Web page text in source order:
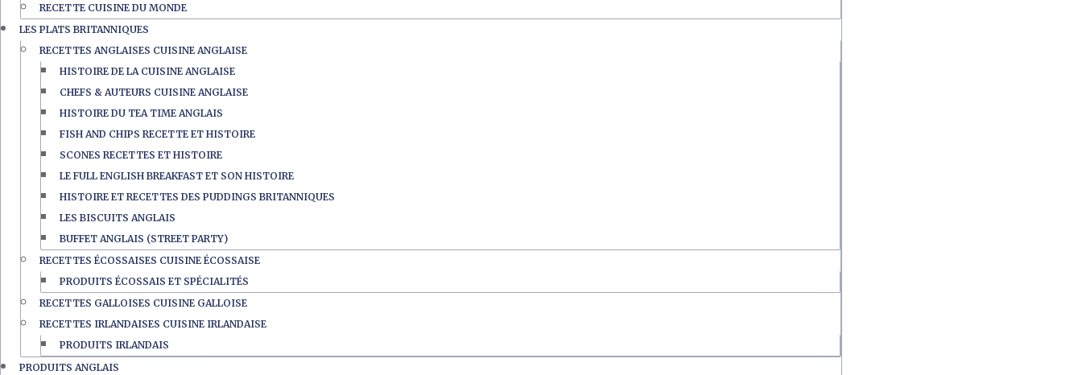
RECETTE CUISINE DU MONDE
LES PLATS BRITANNIQUES
RECETTES ANGLAISES CUISINE ANGLAISE
HISTOIRE DE LA CUISINE ANGLAISE
CHEFS & AUTEURS CUISINE ANGLAISE
HISTOIRE DU TEA TIME ANGLAIS
FISH AND CHIPS RECETTE ET HISTOIRE
SCONES RECETTES ET HISTOIRE
LE FULL ENGLISH BREAKFAST ET SON HISTOIRE
HISTOIRE ET RECETTES DES PUDDINGS BRITANNIQUES
LES BISCUITS ANGLAIS
BUFFET ANGLAIS (STREET PARTY)
RECETTES ÉCOSSAISES CUISINE ÉCOSSAISE
PRODUITS ÉCOSSAIS ET SPÉCIALITÉS
RECETTES GALLOISES CUISINE GALLOISE
RECETTES IRLANDAISES CUISINE IRLANDAISE
PRODUITS IRLANDAIS
PRODUITS ANGLAIS